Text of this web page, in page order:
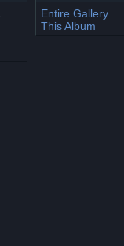
Entire Gallery
This Album